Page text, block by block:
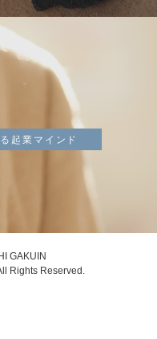
起業マインド
GAKUIN
Rights Reserved.